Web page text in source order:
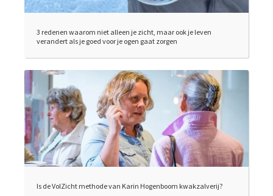
3 redenen waarom niet alleen je zicht, maar ook je leven
verandert als je goed voor je ogen gaat zorgen
Is de VolZicht methode van Karin Hogenboom kwakzalverij?